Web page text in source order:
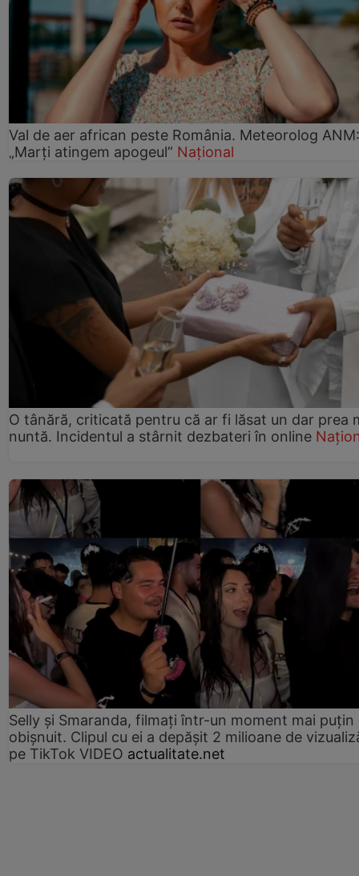
Val de aer african peste România. Meteorolog ANM:
„Marți atingem apogeul” Național
O tânără, criticată pentru că ar fi lăsat un dar prea
nuntă. Incidentul a stârnit dezbateri în online
Selly și Smaranda, filmați într-un moment mai puțin
obișnuit. Clipul cu ei a depășit 2 milioane de
pe TikTok VIDEO actualitate.net